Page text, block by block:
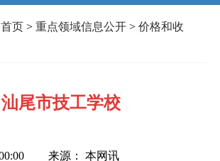
首页 >重点领域信息公开 >价格和收
汕尾市技工学校
来源： 本网讯